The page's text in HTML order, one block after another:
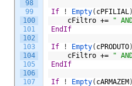
98
99
100
101
102
103
104
105
106
107
If ! Empty( cPFILIAL )
cFiltro += "
EndIf
If ! Empty( cPRODUTO)
cFiltro += "
EndIf
If ! Empty( cARMAZEM)